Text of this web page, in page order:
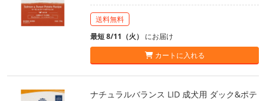
送料無料
最短 8/11（火） にお届け
カートに入れる
ナチュラルバランス LID 成犬用 ダック&ポテ